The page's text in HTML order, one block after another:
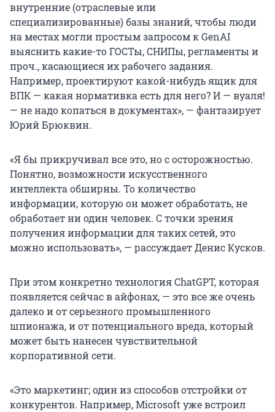
внутренние (отраслевые или
специализированные) базы знаний, чтобы люди
на местах могли простым запросом к GenAI
выяснить какие-то ГОСТы, СНИПы, регламенты и
проч., касающиеся их рабочего задания.
Например, проектируют какой-нибудь ящик для
ВПК — какая нормативка есть для него? И — вуаля!
— не надо копаться в документах», — фантазирует
Юрий Брюквин.
«Я бы прикручивал все это, но с осторожностью.
Понятно, возможности искусственного
интеллекта обширны. То количество
информации, которую он может обработать, не
обработает ни один человек. С точки зрения
получения информации для таких сетей, это
можно использовать», — рассуждает Денис Кусков.
При этом конкретно технология ChatGPT, которая
появляется сейчас в айфонах, — это все же очень
далеко и от серьезного промышленного
шпионажа, и от потенциального вреда, который
может быть нанесен чувствительной
корпоративной сети.
«Это маркетинг; один из способов отстройки от
конкурентов. Например, Microsoft уже встроил